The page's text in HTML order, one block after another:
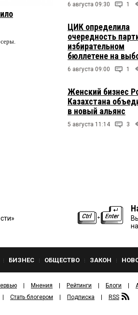
6 августа 09:30 1
ЦИК определила
очередность
избирательном
бюллетене на
6 августа 09:00 1
Женский бизнес
Казахстана
в новый альянс
5 августа 11:14 3
БИЗНЕС ОБЩЕСТВО ЗАКОН
Мнения Рейтинги Блоги
Стать блогером Подписка RSS